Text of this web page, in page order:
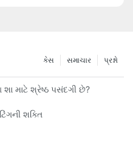
પ્રશ્નો
સમાચાર
કેસ
શા માટે શ્રેષ્ઠ પસંદગી છે?
શક્તિ